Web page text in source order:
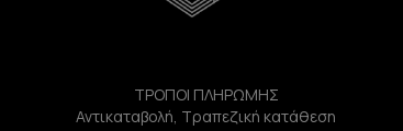
ΤΡΟΠΟΙ ΠΛΗΡΩΜΗΣ
Αντικαταβολή, Τραπεζική κατάθεση